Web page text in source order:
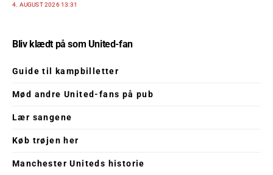
4. AUGUST 2026 13:31
Bliv klædt på som United-fan
Guide til kampbilletter
Mød andre United-fans på pub
Lær sangene
Køb trøjen her
Manchester Uniteds historie